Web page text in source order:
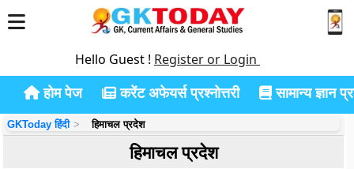
Hello Guest ! Register or Login
होम पेज करेंट अफेयर्स प्रश्नोत्तरी सामान्य ज्ञान
GKToday हिंदी हिमाचल प्रदेश
हिमाचल प्रदेश